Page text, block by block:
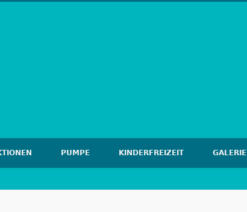
PUMPE KINDERFREIZEIT GALERIE